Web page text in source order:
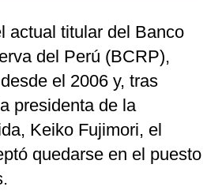
actual titular del Banco
del Perú (BCRP),
el 2006 y, tras
presidenta de la
Keiko Fujimori, el
quedarse en el puesto